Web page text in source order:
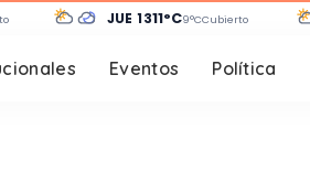
JUE 1311°C9°CCubierto
Eventos Política